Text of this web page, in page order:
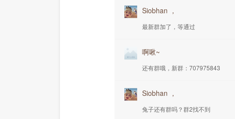
Siobhan ，
最新群加了，等通过
啊啾~
还有群哦，新群：707975843
Siobhan ，
兔子还有群吗？群2找不到